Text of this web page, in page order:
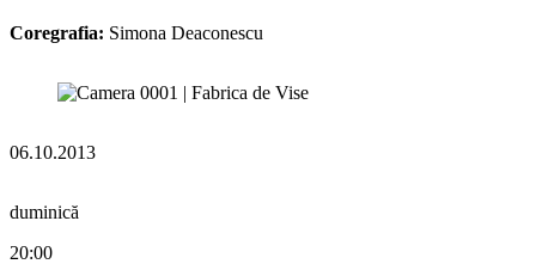
Coregrafia: Simona Deaconescu
06.10.2013
duminică
20:00